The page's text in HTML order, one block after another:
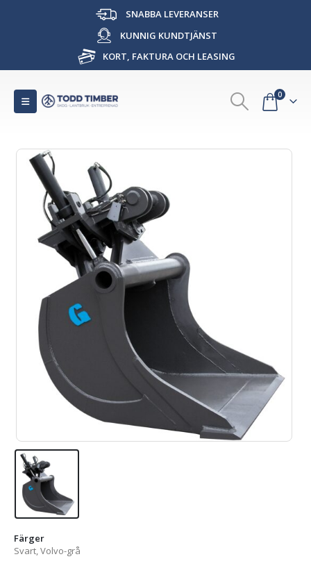
SNABBA LEVERANSER
KUNNIG KUNDTJÄNST
KORT, FAKTURA OCH LEASING
0
Färger
Svart, Volvo-grå